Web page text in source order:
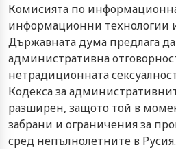
Комисията по
информационни технологии
Държавната дума предлага
административна
нетрадиционната
Кодекса за
разширен, защото той в
забрани и ограничения за
сред непълнолетните в Русия.